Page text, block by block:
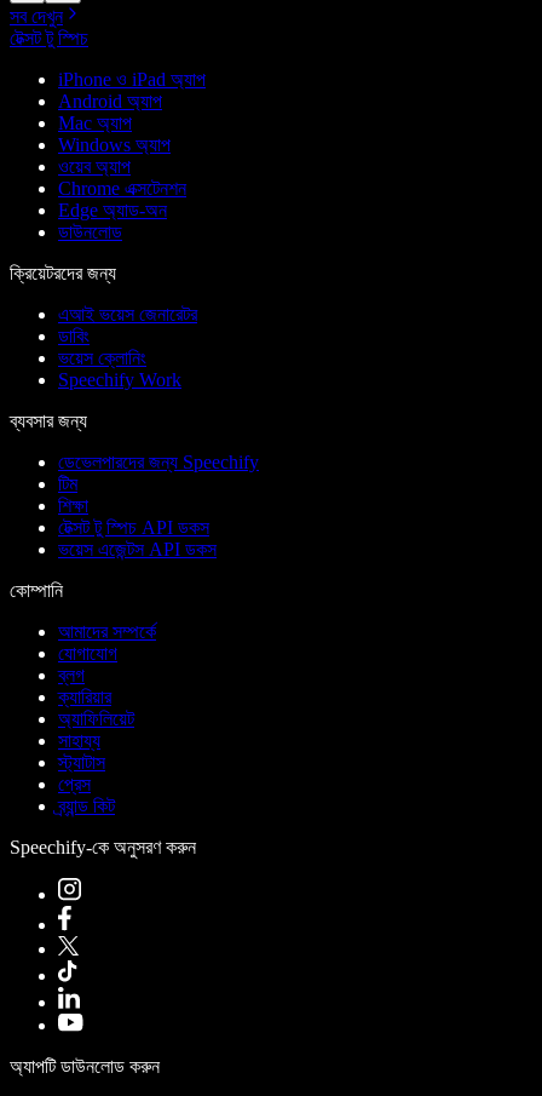
সব দেখুন
টেক্সট টু স্পিচ
iPhone ও iPad অ্যাপ
Android অ্যাপ
Mac অ্যাপ
Windows অ্যাপ
ওয়েব অ্যাপ
Chrome এক্সটেনশন
Edge অ্যাড-অন
ডাউনলোড
ক্রিয়েটরদের জন্য
এআই ভয়েস জেনারেটর
ডাবিং
ভয়েস ক্লোনিং
Speechify Work
ব্যবসার জন্য
ডেভেলপারদের জন্য Speechify
টিম
শিক্ষা
টেক্সট টু স্পিচ API ডকস
ভয়েস এজেন্টস API ডকস
কোম্পানি
আমাদের সম্পর্কে
যোগাযোগ
ব্লগ
ক্যারিয়ার
অ্যাফিলিয়েট
সাহায্য
স্ট্যাটাস
প্রেস
ব্র্যান্ড কিট
Speechify-কে অনুসরণ করুন
অ্যাপটি ডাউনলোড করুন